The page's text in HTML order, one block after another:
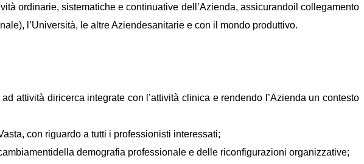
ordinarie, sistematiche e continuative dell’Azienda, assicurandoil collegamento
l’Università, le altre Aziendesanitarie e con il mondo produttivo.
attività diricerca integrate con l’attività clinica e rendendo l’Azienda un contesto
con riguardo a tutti i professionisti interessati;
demografia professionale e delle riconfigurazioni organizzative;